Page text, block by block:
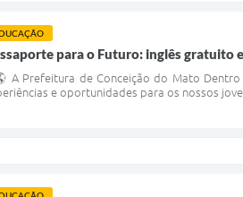
para o Futuro: inglês gratuito
A Prefeitura de Conceição do Mato
e oportunidades para os nossos